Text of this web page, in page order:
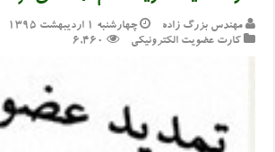
مهندس بزرگ زاده
چهارشنبه ۱ اردیبهشت ۱۳۹۵
کارت عضویت الکترونیکی
6,460